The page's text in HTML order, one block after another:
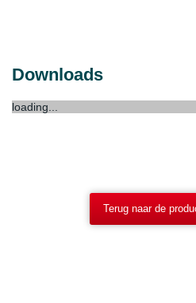
Downloads
loading...
Terug naar de